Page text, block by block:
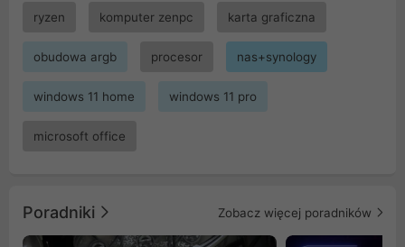
ryzen komputer zenpc karta graficzna
obudowa argb procesor nas+synology
windows 11 home windows 11 pro
microsoft office
Poradniki Zobacz więcej poradników